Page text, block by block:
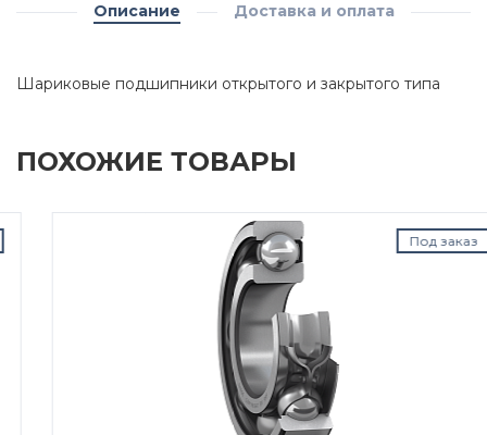
Описание Доставка и оплата
Шариковые подшипники открытого и закрытого типа
ПОХОЖИЕ ТОВАРЫ
Под заказ